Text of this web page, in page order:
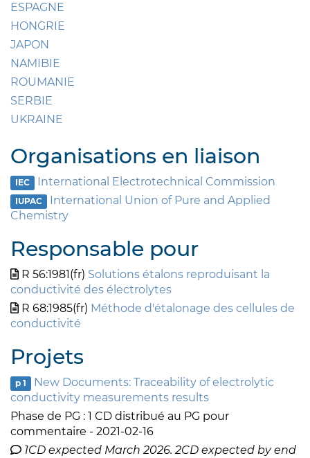
ESPAGNE
HONGRIE
JAPON
NAMIBIE
ROUMANIE
SERBIE
UKRAINE
Organisations en liaison
IEC International Electrotechnical Commission
IUPAC
International Union of Pure and Applied
Chemistry
Responsable pour
R 56:1981(fr) Solutions étalons reproduisant la
conductivité des électrolytes
R 68:1985(fr) Méthode d'étalonage des cellules de
conductivité
Projets
p 1
New Documents: Traceability of electrolytic
conductivity measurements results
Phase de PG : 1 CD distribué au PG pour
commentaire - 2021-02-16
1CD expected March 2026. 2CD expected by end